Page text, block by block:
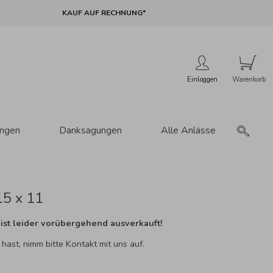
KAUF AUF RECHNUNG*
Einloggen
Danksagungen Alle Anlässe
x 11
leider vorübergehend ausverkauft!
nimm bitte Kontakt mit uns auf.